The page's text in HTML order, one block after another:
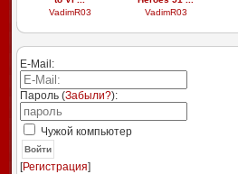
VadimR03
VadimR03
E-Mail:
Пароль (Забыли?):
Чужой компьютер
Войти
[Регистрация]